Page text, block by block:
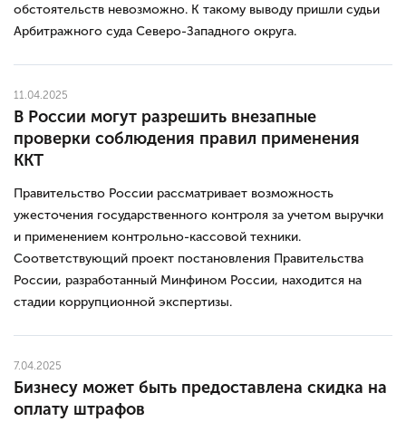
обстоятельств невозможно. К такому выводу пришли судьи
Арбитражного суда Северо-Западного округа.
11.04.2025
В России могут разрешить внезапные
проверки соблюдения правил применения
ККТ
Правительство России рассматривает возможность
ужесточения государственного контроля за учетом выручки
и применением контрольно-кассовой техники.
Соответствующий проект постановления Правительства
России, разработанный Минфином России, находится на
стадии коррупционной экспертизы.
7.04.2025
Бизнесу может быть предоставлена скидка на
оплату штрафов